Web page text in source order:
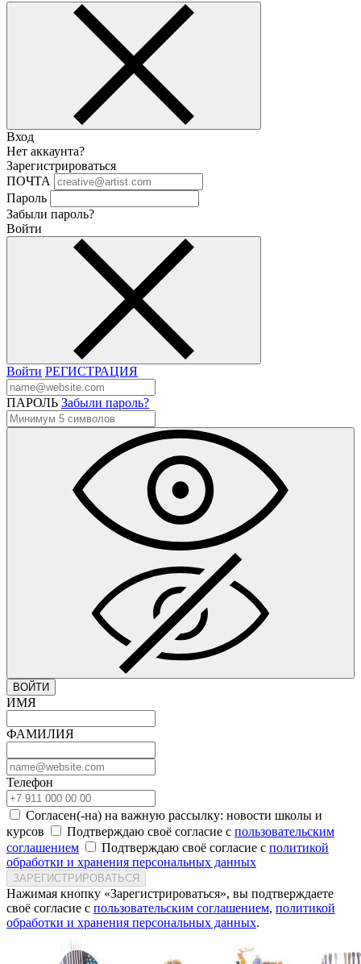
Вход
Нет аккаунта?
Зарегистрироваться
ПОЧТА
Пароль
Забыли пароль?
Войти
Войти РЕГИСТРАЦИЯ
ПАРОЛЬ Забыли пароль?
ВОЙТИ
ИМЯ
ФАМИЛИЯ
Телефон
Согласен(-на) на важную рассылку: новости школы и
курсов
Подтверждаю своё согласие с пользовательским
соглашением
Подтверждаю своё согласие с политикой
обработки и хранения персональных данных
ЗАРЕГИСТРИРОВАТЬСЯ
Нажимая кнопку «Зарегистрироваться», вы подтверждаете
своё согласие с пользовательским соглашением, политикой
обработки и хранения персональных данных.